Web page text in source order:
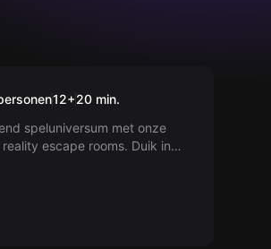
12+20 min.
speluniversum met onze
escape rooms. Duik in